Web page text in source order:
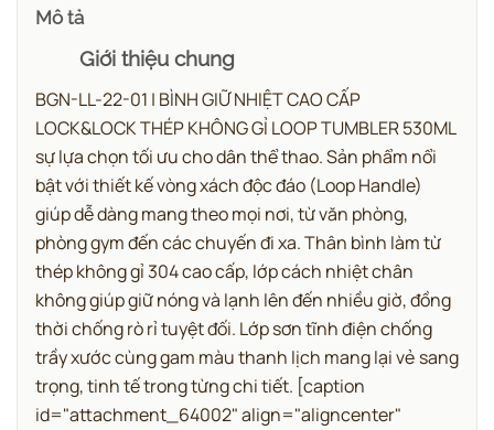
Mô tả
Giới thiệu chung
BGN-LL-22-01 | BÌNH GIỮ NHIỆT CAO CẤP
LOCK&LOCK THÉP KHÔNG GỈ LOOP TUMBLER 530ML
sự lựa chọn tối ưu cho dân thể thao.Sản phẩm nổi
bật với thiết kế vòng xách độc đáo (Loop Handle)
giúp dễ dàng mang theo mọi nơi, từ văn phòng,
phòng gym đến các chuyến đi xa.Thân bình làm từ
thép không gỉ 304 cao cấp, lớp cách nhiệt chân
không giúp giữ nóng và lạnh lên đến nhiều giờ, đồng
thời chống rò rỉ tuyệt đối. Lớp sơn tĩnh điện chống
trầy xước cùng gam màu thanh lịch mang lại vẻ sang
trọng, tinh tế trong từng chi tiết. [caption
id="attachment_64002" align="aligncenter"